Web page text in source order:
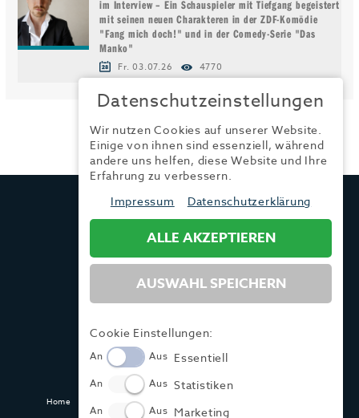
im Interview – Ein Schauspieler mit Tiefgang begeistert
mit seinen neuen Charakteren in der ZDF-Komödie
"Fang mich doch!" und in der Comedy-Serie "Das
Manko"
Fr. 03.07.26 4770
TRENDYONE
Fax:
+49 (0) 821 / 99 82 34 41
Home Impressum
Datenschutzeinstellungen
Wir nutzen Cookies auf unserer Website.
Einige von ihnen sind essenziell, während
andere uns helfen, diese Website und Ihre
Erfahrung zu verbessern.
Impressum
Datenschutzerklärung
ALLE AKZEPTIEREN
AUSWAHL SPEICHERN
Cookie Einstellungen:
An Aus Essentiell
An Aus Statistiken
An Aus Marketing